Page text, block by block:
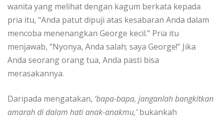
wanita yang melihat dengan kagum berkata kepada
pria itu, “Anda patut dipuji atas kesabaran Anda dalam
mencoba menenangkan George kecil.” Pria itu
menjawab, “Nyonya, Anda salah; saya George!” Jika
Anda seorang orang tua, Anda pasti bisa
merasakannya.
Daripada mengatakan, ‘bapa-bapa, janganlah bangkitkan
amarah di dalam hati anak-anakmu,’bukankah